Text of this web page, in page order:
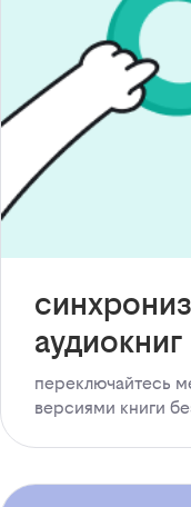
аудиокниг
переключайтесь
версиями книги